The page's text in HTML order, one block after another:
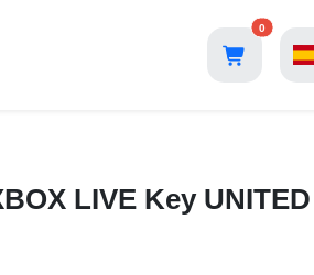
0
LIVE Key UNITED